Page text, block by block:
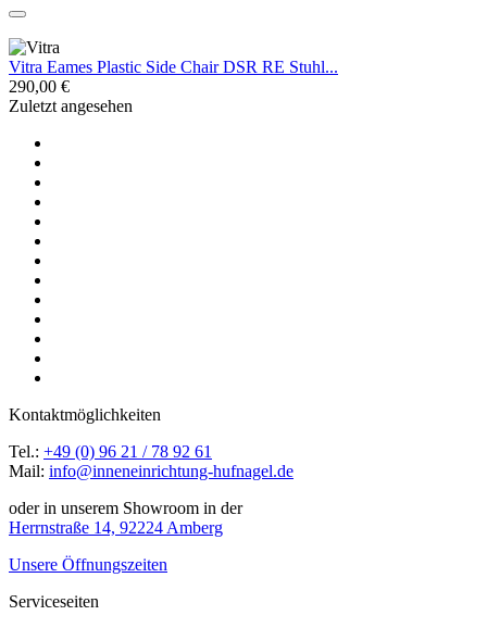
Vitra Eames Plastic Side Chair DSR RE Stuhl...
290,00 €
Zuletzt angesehen
Kontaktmöglichkeiten
Tel.: +49 (0) 96 21 / 78 92 61
Mail: info@inneneinrichtung-hufnagel.de
oder in unserem Showroom in der
Herrnstraße 14, 92224 Amberg
Unsere Öffnungszeiten
Serviceseiten